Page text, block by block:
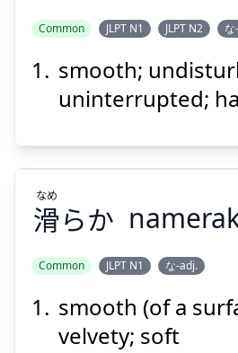
Suspend
円
滑
えん
かつ
Common JLPT N1 JLPT N2
smooth;
uninterrupted;
らか
なめ
滑らか
なめ
Common JLPT N1 な-adj.
smooth (of a
velvety; soft